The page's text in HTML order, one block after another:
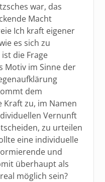
war, das
Macht
Ich kraft eigener
es sich zu
die Frage
Motiv im Sinne der
dem
Kraft zu, im Namen
Vernunft
zu urteilen
eine individuelle
und
überhaupt als
möglich sein?